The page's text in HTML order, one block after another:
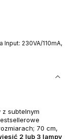
Input: 230VA/110mA,
z subtelnym
70 cm,
2 lub 3 lampy